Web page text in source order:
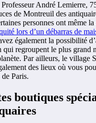
André Lemierre,
de Montreuil des
personnes ont même la
lors d’un débarras de
également la possibilité
qui regroupent le plus grand
Par ailleurs, le village
des lieux où vous
Paris.
boutiques